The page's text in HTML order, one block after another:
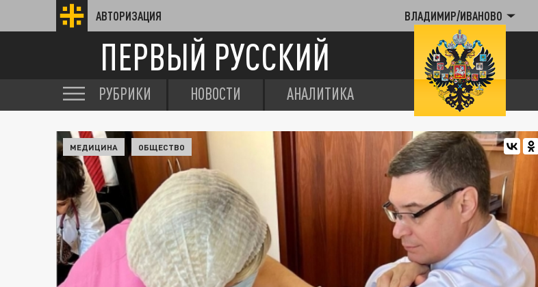
АВТОРИЗАЦИЯ ВЛАДИМИР/ИВАНОВО
ПЕРВЫЙ РУССКИЙ
РУБРИКИ НОВОСТИ АНАЛИТИКА
МЕДИЦИНА ОБЩЕСТВО